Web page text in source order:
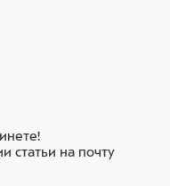
статьи на почту